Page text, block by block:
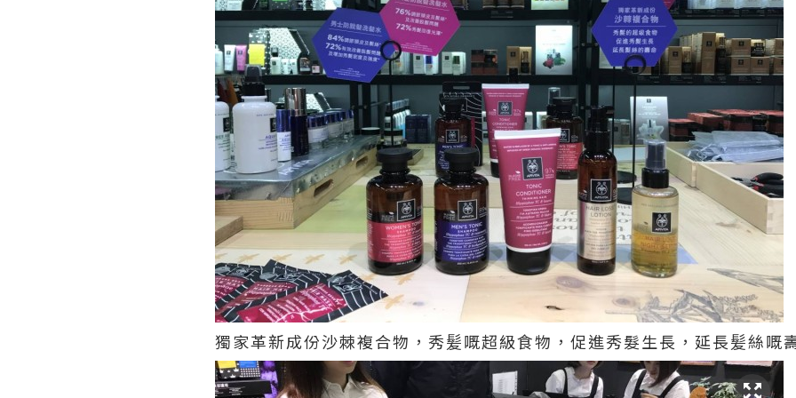
獨家革新成份沙棘複合物，秀髪嘅超級食物，促進秀髮生長，延長髪絲嘅